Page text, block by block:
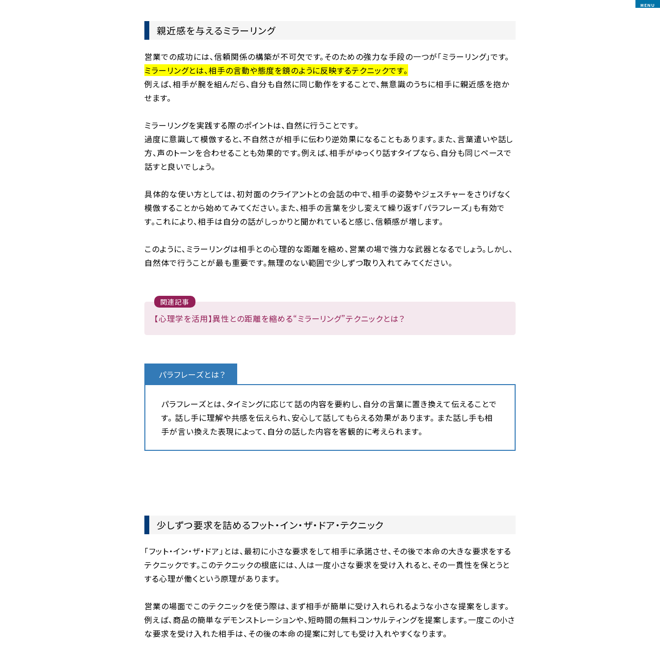
親近感を与えるミラーリング
営業での成功には、信頼関係の構築が不可欠です。そのための強力な手段の一つが「ミラーリング」です。
ミラーリングとは、相手の言動や態度を鏡のように反映するテクニックです。
例えば、相手が腕を組んだら、自分も自然に同じ動作をすることで、無意識のうちに相手に親近感を抱か
せます。
ミラーリングを実践する際のポイントは、自然に行うことです。
過度に意識して模倣すると、不自然さが相手に伝わり逆効果になることもあります。また、言葉遣いや話し
方、声のトーンを合わせることも効果的です。例えば、相手がゆっくり話すタイプなら、自分も同じペースで
話すと良いでしょう。
具体的な使い方としては、初対面のクライアントとの会話の中で、相手の姿勢やジェスチャーをさりげなく
模倣することから始めてみてください。また、相手の言葉を少し変えて繰り返す「パラフレーズ」も有効で
す。これにより、相手は自分の話がしっかりと聞かれていると感じ、信頼感が増します。
このように、ミラーリングは相手との心理的な距離を縮め、営業の場で強力な武器となるでしょう。しかし、
自然体で行うことが最も重要です。無理のない範囲で少しずつ取り入れてみてください。
関連記事
【心理学を活用】異性との距離を縮める“ミラーリング”テクニックとは？
パラフレーズとは？
パラフレーズとは、タイミングに応じて話の内容を要約し、自分の言葉に置き換えて伝えることで
す。 話し手に理解や共感を伝えられ、安心して話してもらえる効果があります。 また話し手も相
手が言い換えた表現によって、自分の話した内容を客観的に考えられます。
少しずつ要求を詰めるフット・イン・ザ・ドア・テクニック
「フット・イン・ザ・ドア」とは、最初に小さな要求をして相手に承諾させ、その後で本命の大きな要求をする
テクニックです。このテクニックの根底には、人は一度小さな要求を受け入れると、その一貫性を保とうと
する心理が働くという原理があります。
営業の場面でこのテクニックを使う際は、まず相手が簡単に受け入れられるような小さな提案をします。
例えば、商品の簡単なデモンストレーションや、短時間の無料コンサルティングを提案します。一度この小さ
な要求を受け入れた相手は、その後の本命の提案に対しても受け入れやすくなります。
MENU